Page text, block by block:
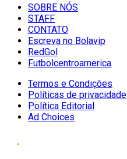
SOBRE NÓS
STAFF
CONTATO
Escreva no Bolavip
RedGol
Futbolcentroamerica
Termos e Condições
Políticas de privacidade
Política Editorial
Ad Choices